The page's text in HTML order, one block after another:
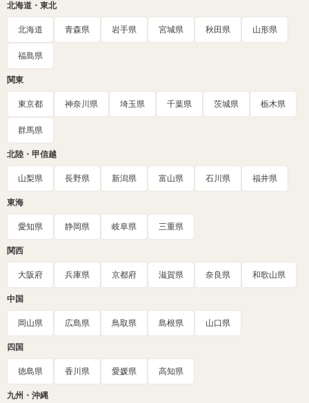
北海道・東北
北海道 青森県 岩手県 宮城県 秋田県 山形県
福島県
関東
東京都 神奈川県 埼玉県 千葉県 茨城県 栃木県
群馬県
北陸・甲信越
山梨県 長野県 新潟県 富山県 石川県 福井県
東海
愛知県 静岡県 岐阜県 三重県
関西
大阪府 兵庫県 京都府 滋賀県 奈良県 和歌山県
中国
岡山県 広島県 鳥取県 島根県 山口県
四国
徳島県 香川県 愛媛県 高知県
九州・沖縄